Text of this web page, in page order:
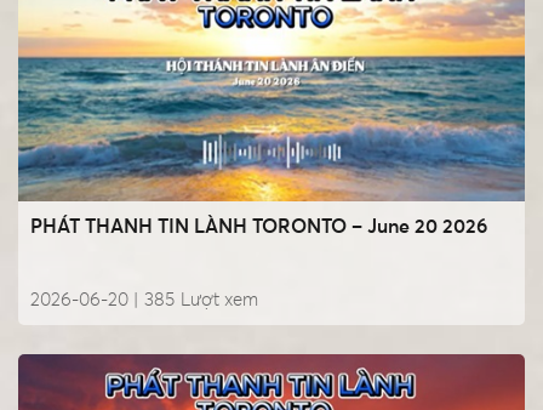
PHÁT THANH TIN LÀNH TORONTO – June 20 2026
2026-06-20 | Lượt xem
385